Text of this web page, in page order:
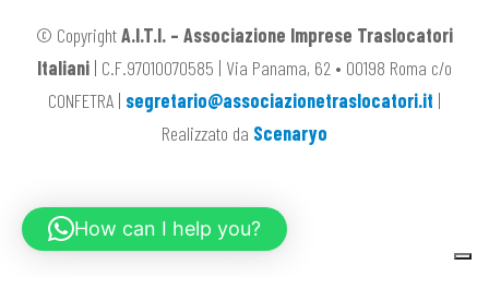
© CopyrightA.I.T.I. – Associazione Imprese Traslocatori
Italiani | C.F.97010070585 | Via Panama, 62 • 00198 Roma c/o
CONFETRA | segretario@associazionetraslocatori.it |
Realizzato da Scenaryo
How can I help you?